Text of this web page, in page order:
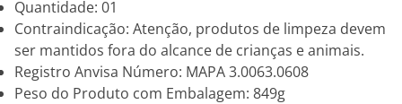
Quantidade: 01
Contraindicação: Atenção, produtos de limpeza devem
ser mantidos fora do alcance de crianças e animais.
Registro Anvisa Número: MAPA 3.0063.0608
Peso do Produto com Embalagem: 849g